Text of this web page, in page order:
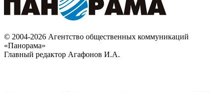
© 2004-2026 Агентство общественных коммуникаций
«Панорама»
Главный редактор Агафонов И.А.